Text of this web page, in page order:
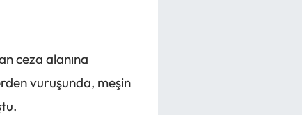
ceza alanına
vuruşunda, meşin